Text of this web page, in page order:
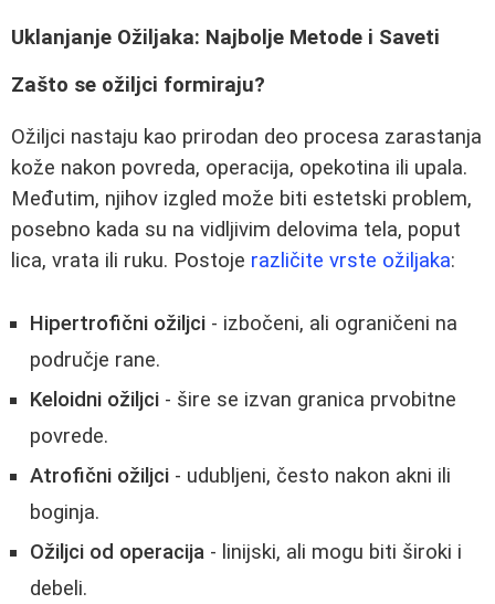
Uklanjanje Ožiljaka: Najbolje Metode i Saveti
Zašto se ožiljci formiraju?
Ožiljci nastaju kao prirodan deo procesa zarastanja
kože nakon povreda, operacija, opekotina ili upala.
Međutim, njihov izgled može biti estetski problem,
posebno kada su na vidljivim delovima tela, poput
lica, vrata ili ruku. Postoje različite vrste ožiljaka:
Hipertrofični ožiljci - izbočeni, ali ograničeni na
područje rane.
Keloidni ožiljci - šire se izvan granica prvobitne
povrede.
Atrofični ožiljci - udubljeni, često nakon akni ili
boginja.
Ožiljci od operacija - linijski, ali mogu biti široki i
debeli.